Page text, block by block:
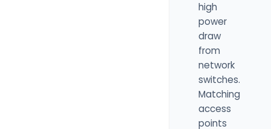
high
power
draw
from
network
switches.
Matching
access
points